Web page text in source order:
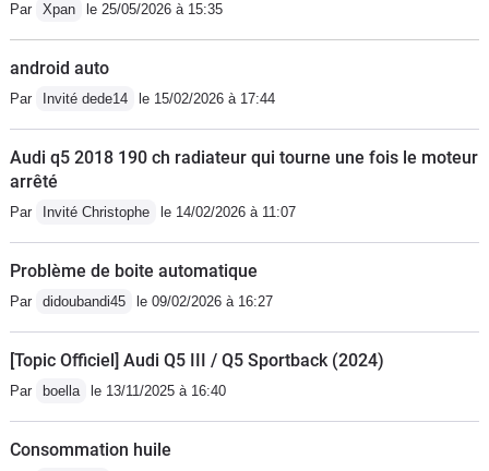
Par Xpan le 25/05/2026 à 15:35
android auto
Par Invité dede14 le 15/02/2026 à 17:44
Audi q5 2018 190 ch radiateur qui tourne une fois le moteur
arrêté
Par Invité Christophe le 14/02/2026 à 11:07
Problème de boite automatique
Par didoubandi45 le 09/02/2026 à 16:27
[Topic Officiel] Audi Q5 III / Q5 Sportback (2024)
Par boella le 13/11/2025 à 16:40
Consommation huile